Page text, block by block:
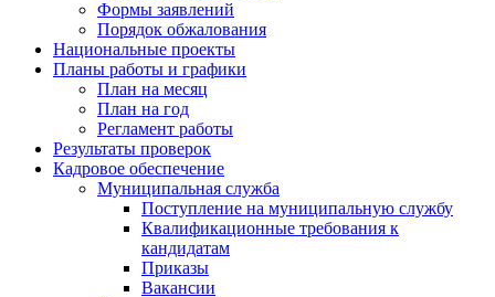
Формы заявлений
Порядок обжалования
Национальные проекты
Планы работы и графики
План на месяц
План на год
Регламент работы
Результаты проверок
Кадровое обеспечение
Муниципальная служба
Поступление на муниципальную службу
Квалификационные требования к
кандидатам
Приказы
Вакансии